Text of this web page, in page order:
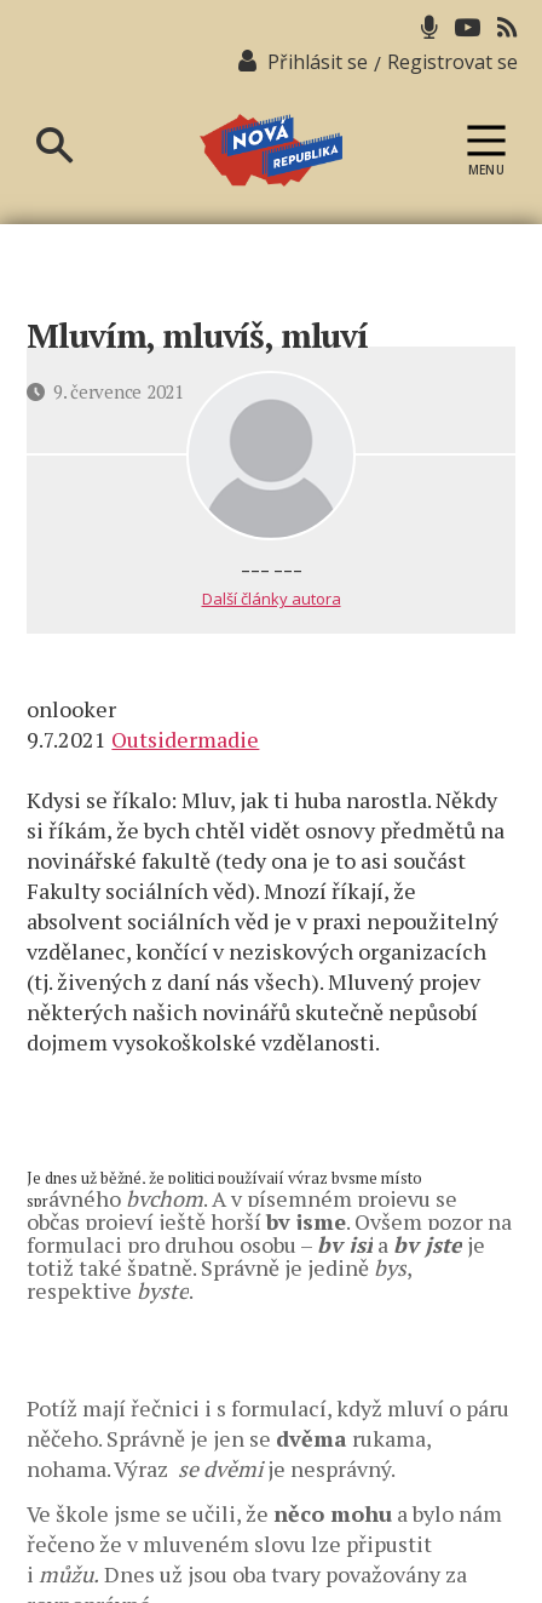
Přihlásit se / Registrovat se
republika
MENU
Mluvím, mluvíš, mluví
Datum9. července 2021
--- ---
Další články autora
onlooker
9.7.2021 Outsidermadie
Kdysi se říkalo: Mluv, jak ti huba narostla. Někdy
si říkám, že bych chtěl vidět osnovy předmětů na
novinářské fakultě (tedy ona je to asi součást
Fakulty sociálních věd). Mnozí říkají, že
absolvent sociálních věd je v praxi nepoužitelný
vzdělanec, končící v neziskových organizacích
(tj. živených z daní nás všech). Mluvený projev
některých našich novinářů skutečně nepůsobí
dojmem vysokoškolské vzdělanosti.
Je dnes už běžné, že politici používají výraz bysme místo
správného bychom. A v písemném projevu se
občas projeví ještě horšíby jsme. Ovšem pozor na
formulaci pro druhou osobu – by jsi a by jste je
totiž také špatně. Správně je jedině bys,
respektive byste.
Potíž mají řečnici i s formulací, když mluví o páru
něčeho. Správně je jen se dvěma rukama,
nohama. Výraz se dvěmije nesprávný.
Ve škole jsme se učili, ženěco mohu a bylo nám
řečeno že v mluveném slovu lze připustit
imůžu. Dnes už jsou oba tvary považovány za